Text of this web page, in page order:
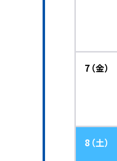
7（金）
8（土）